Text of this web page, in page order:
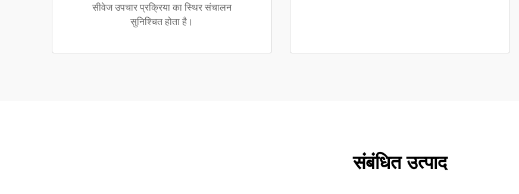
सीवेज उपचार प्रक्रिया का स्थिर संचालन
सुनिश्चित होता है।
संबंधित उत्पाद